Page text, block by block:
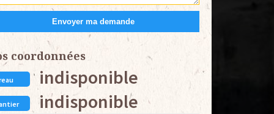
coordonnées
indisponible
indisponible